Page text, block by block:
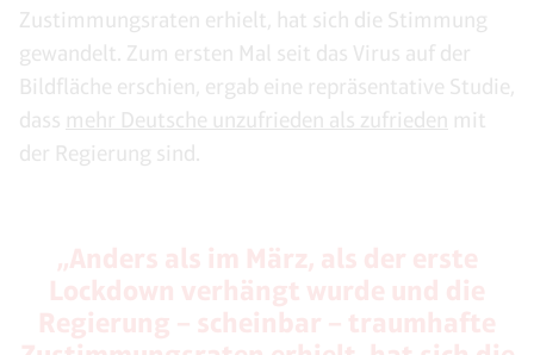
Zustimmungsraten erhielt, hat sich die Stimmung
gewandelt. Zum ersten Mal seit das Virus auf der
Bildfläche erschien, ergab eine repräsentative Studie,
dass mehr Deutsche unzufrieden als zufrieden mit
der Regierung sind.